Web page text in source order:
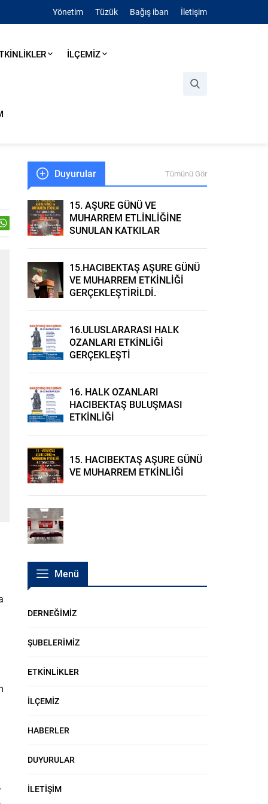
Yönetim Tüzük Bağış iban İletişim
İLÇEMİZ
Duyurular Tümünü Gör
15. AŞURE GÜNÜ VE
MUHARREM ETLİNLİĞİNE
SUNULAN KATKILAR
15.HACIBEKTAŞ AŞURE GÜNÜ
VE MUHARREM ETKİNLİĞİ
GERÇEKLEŞTİRİLDİ.
16.ULUSLARARASI HALK
OZANLARI ETKİNLİĞİ
GERÇEKLEŞTİ
16. HALK OZANLARI
HACIBEKTAŞ BULUŞMASI
ETKİNLİĞİ
15. HACIBEKTAŞ AŞURE GÜNÜ
VE MUHARREM ETKİNLİĞİ
Menü
DERNEĞİMİZ
ŞUBELERİMİZ
ETKİNLİKLER
İLÇEMİZ
HABERLER
DUYURULAR
İLETİŞİM